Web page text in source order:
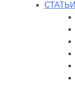
СТАТЬИ